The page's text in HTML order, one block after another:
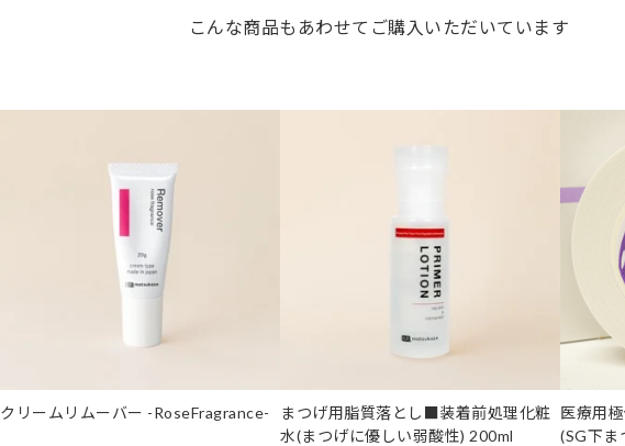
こんな商品もあわせてご購入いただいています
クリームリムーバー -RoseFragrance-
まつげ用脂質落とし■装着前処理化粧
水(まつげに優しい弱酸性) 200ml
医療用
(SG下ま